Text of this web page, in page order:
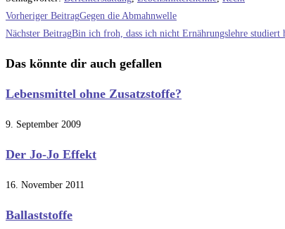
Weitere
Artikel
ansehen
Vorheriger BeitragGegen die Abmahnwelle
Nächster BeitragBin ich froh, dass ich nicht Ernährungslehre studiert
Das könnte dir auch gefallen
Lebensmittel ohne Zusatzstoffe?
9. September 2009
Der Jo-Jo Effekt
16. November 2011
Ballaststoffe